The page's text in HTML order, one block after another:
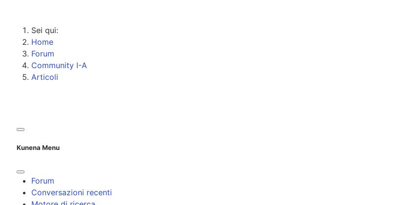
Sei qui:
Home
Forum
Community I-A
Articoli
Kunena Menu
Forum
Conversazioni recenti